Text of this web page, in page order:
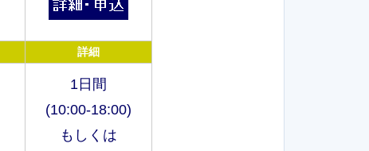
詳細
1日間
(10:00-18:00)
もしくは